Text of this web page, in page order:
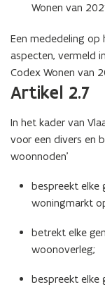
Wonen van
Een mededeling
aspecten, vermeld
Codex Wonen van
Artikel 2.7
In het kader van
voor een divers en
woonnoden’
bespreekt elke
woningmarkt
betrekt elke
woonoverleg;
bespreekt elke